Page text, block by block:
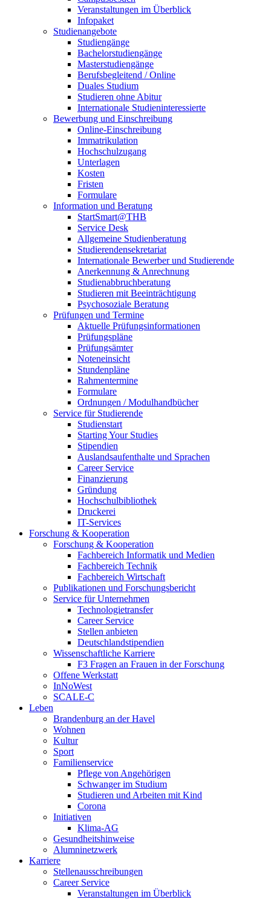
Veranstaltungen im Überblick
Infopaket
Studienangebote
Studiengänge
Bachelorstudiengänge
Masterstudiengänge
Berufsbegleitend / Online
Duales Studium
Studieren ohne Abitur
Internationale Studieninteressierte
Bewerbung und Einschreibung
Online-Einschreibung
Immatrikulation
Hochschulzugang
Unterlagen
Kosten
Fristen
Formulare
Information und Beratung
StartSmart@THB
Service Desk
Allgemeine Studienberatung
Studierendensekretariat
Internationale Bewerber und Studierende
Anerkennung & Anrechnung
Studienabbruchberatung
Studieren mit Beeinträchtigung
Psychosoziale Beratung
Prüfungen und Termine
Aktuelle Prüfungsinformationen
Prüfungspläne
Prüfungsämter
Noteneinsicht
Stundenpläne
Rahmentermine
Formulare
Ordnungen / Modulhandbücher
Service für Studierende
Studienstart
Starting Your Studies
Stipendien
Auslandsaufenthalte und Sprachen
Career Service
Finanzierung
Gründung
Hochschulbibliothek
Druckerei
IT-Services
Forschung & Kooperation
Forschung & Kooperation
Fachbereich Informatik und Medien
Fachbereich Technik
Fachbereich Wirtschaft
Publikationen und Forschungsbericht
Service für Unternehmen
Technologietransfer
Career Service
Stellen anbieten
Deutschlandstipendien
Wissenschaftliche Karriere
F3 Fragen an Frauen in der Forschung
Offene Werkstatt
InNoWest
SCALE-C
Leben
Brandenburg an der Havel
Wohnen
Kultur
Sport
Familienservice
Pflege von Angehörigen
Schwanger im Studium
Studieren und Arbeiten mit Kind
Corona
Initiativen
Klima-AG
Gesundheitshinweise
Alumninetzwerk
Karriere
Stellenausschreibungen
Career Service
Veranstaltungen im Überblick